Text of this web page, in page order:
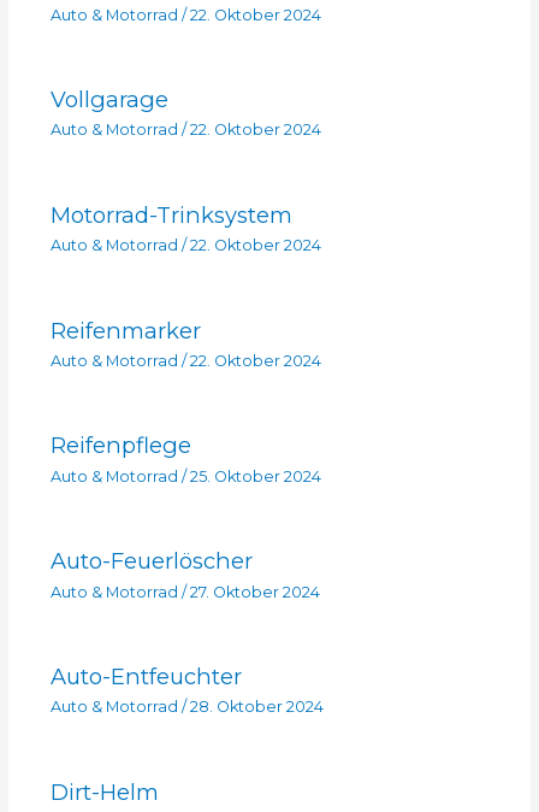
Auto & Motorrad /22. Oktober 2024
Vollgarage
Auto & Motorrad / 22. Oktober 2024
Motorrad-Trinksystem
Auto & Motorrad / 22. Oktober 2024
Reifenmarker
Auto & Motorrad / 22. Oktober 2024
Reifenpflege
Auto & Motorrad / 25. Oktober 2024
Auto-Feuerlöscher
Auto & Motorrad /27. Oktober 2024
Auto-Entfeuchter
Auto & Motorrad / 28. Oktober 2024
Dirt-Helm